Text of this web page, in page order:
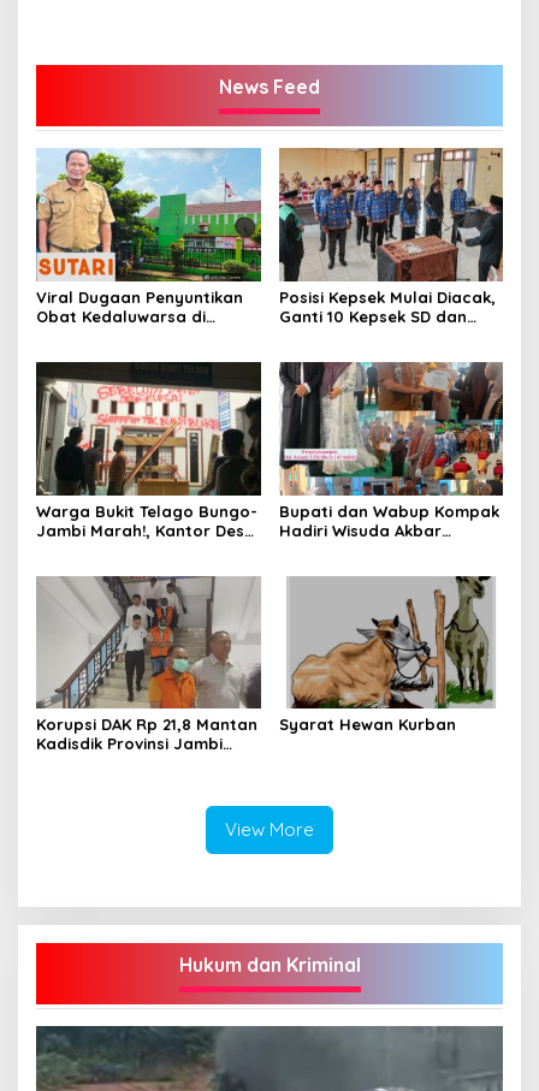
News Feed
Viral Dugaan Penyuntikan
Obat Kedaluwarsa di
Belum Sempat Masuk ke
Tubuh Pasien
Posisi Kepsek Mulai Diacak,
Ganti 10 Kepsek SD dan
Warga Bukit Telago Bungo-
Jambi Marah!, Kantor Desa
Bupati dan Wabup Kompak
Hadiri Wisuda Akbar
Korupsi DAK Rp 21,8 Mantan
Kadisdik Provinsi Jambi
Syarat Hewan Kurban
View More
Hukum dan Kriminal